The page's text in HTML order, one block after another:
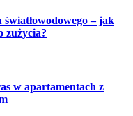
– jak
zużycia?
w apartamentach z